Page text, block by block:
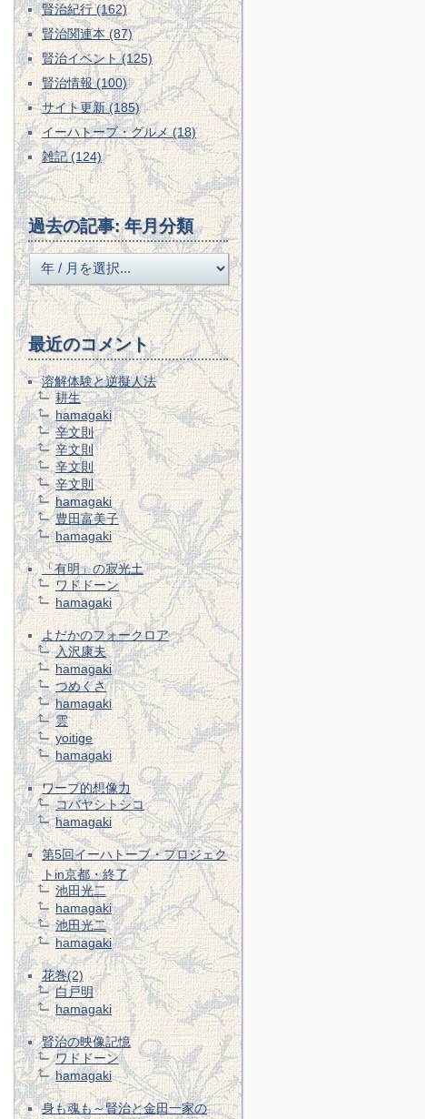
賢治紀行 (162)
賢治関連本 (87)
賢治イベント (125)
賢治情報 (100)
サイト更新 (185)
イーハトーブ・グルメ (18)
雑記 (124)
過去の記事: 年月分類
最近のコメント
溶解体験と逆擬人法
耕生
hamagaki
辛文則
辛文則
辛文則
辛文則
hamagaki
豊田富美子
hamagaki
「有明」の寂光土
ワドドーン
hamagaki
よだかのフォークロア
入沢康夫
hamagaki
つめくさ
hamagaki
雲
yoitige
hamagaki
ワープ的想像力
コバヤシトシコ
hamagaki
第5回イーハトーブ・プロジェク
トin京都・終了
池田光二
hamagaki
池田光二
hamagaki
花巻(2)
白戸明
hamagaki
賢治の映像記憶
ワドドーン
hamagaki
身も魂も～賢治と金田一家の